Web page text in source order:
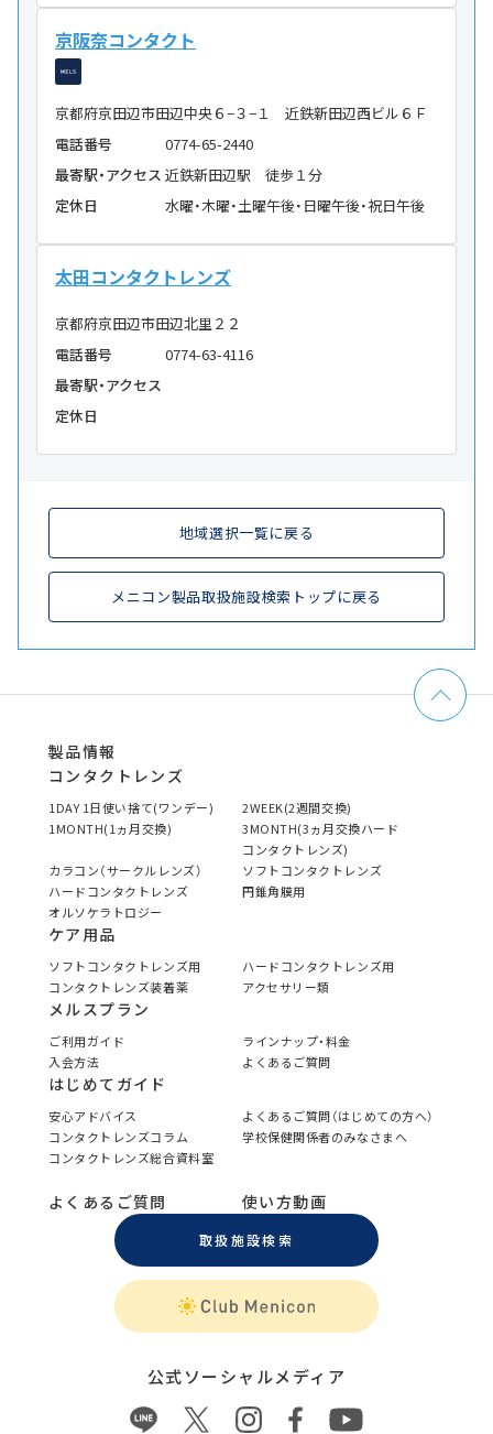
京阪奈コンタクト
京都府京田辺市田辺中央６−３−１ 近鉄新田辺西ビル６Ｆ
電話番号
0774-65-2440
最寄駅・アクセス 近鉄新田辺駅 徒歩１分
定休日
水曜・木曜・土曜午後・日曜午後・祝日午後
太田コンタクトレンズ
京都府京田辺市田辺北里２２
電話番号
0774-63-4116
最寄駅・アクセス
定休日
地域選択一覧に戻る
メニコン製品取扱施設検索トップに戻る
製品情報
コンタクトレンズ
1DAY 1日使い捨て(ワンデー)
2WEEK(2週間交換)
1MONTH(1ヵ月交換)
3MONTH(3ヵ月交換ハード
コンタクトレンズ)
カラコン（サークルレンズ）
ソフトコンタクトレンズ
ハードコンタクトレンズ
円錐角膜用
オルソケラトロジー
ケア用品
ソフトコンタクトレンズ用
ハードコンタクトレンズ用
コンタクトレンズ装着薬
アクセサリー類
メルスプラン
ご利用ガイド
ラインナップ・料金
入会方法
よくあるご質問
はじめてガイド
安心アドバイス
よくあるご質問（はじめての方へ）
コンタクトレンズコラム
学校保健関係者のみなさまへ
コンタクトレンズ総合資料室
よくあるご質問 使い方動画
取扱施設検索
公式ソーシャルメディア